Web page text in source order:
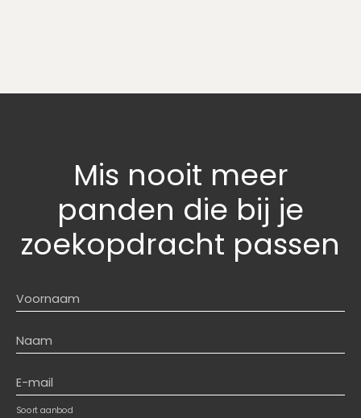
Mis nooit meer
panden die bij je
zoekopdracht passen
Voornaam
Naam
E-mail
Soort aanbod